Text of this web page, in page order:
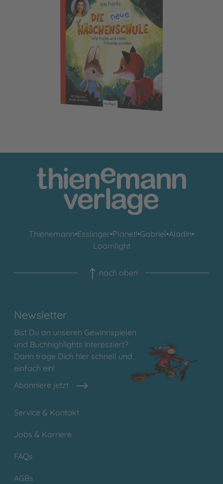
Die neue Häschenschule
Thienemann•Esslinger•Planet!•Gabriel•Aladin•
Loomlight
nach oben
Newsletter
Bist Du an unseren Gewinnspielen
und Buchhighlights interessiert?
Dann trage Dich hier schnell und
einfach ein!
Abonniere jetzt
Service & Kontakt
Jobs & Karriere
FAQs
AGBs